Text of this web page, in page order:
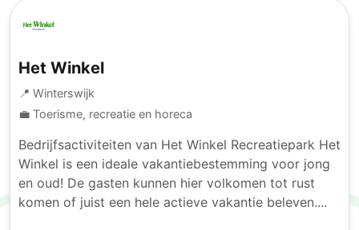
Het Winkel
📍 Winterswijk
💼 Toerisme, recreatie en horeca
Bedrijfsactiviteiten van Het Winkel Recreatiepark Het
Winkel is een ideale vakantiebestemming voor jong
en oud! De gasten kunnen hier volkomen tot rust
komen of juist een hele actieve vakantie beleven....